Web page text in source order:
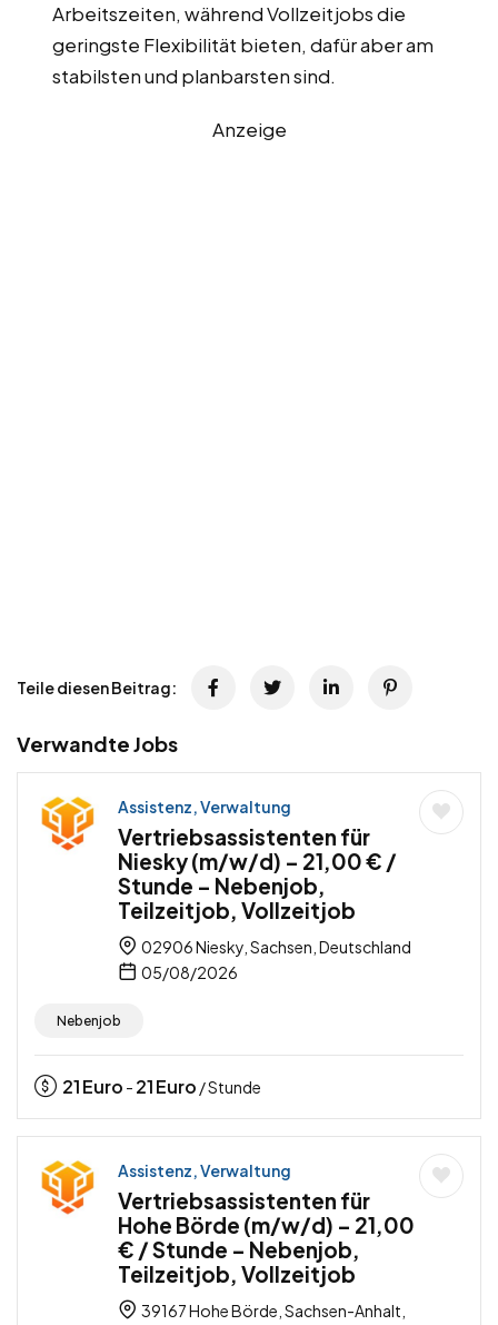
Arbeitszeiten, während Vollzeitjobs die
geringste Flexibilität bieten, dafür aber am
stabilsten und planbarsten sind.
Anzeige
Teile diesen Beitrag:
Verwandte Jobs
Assistenz, Verwaltung
Vertriebsassistenten für
Niesky (m/w/d) – 21,00 € /
Stunde – Nebenjob,
Teilzeitjob, Vollzeitjob
02906 Niesky, Sachsen, Deutschland
05/08/2026
Nebenjob
21Euro - 21Euro / Stunde
Assistenz, Verwaltung
Vertriebsassistenten für
Hohe Börde (m/w/d) – 21,00
€ / Stunde – Nebenjob,
Teilzeitjob, Vollzeitjob
39167 Hohe Börde, Sachsen-Anhalt,